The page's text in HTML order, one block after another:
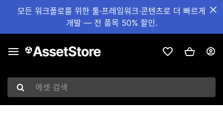
모든 워크플로를 위한 툴·프레임워크·콘텐츠로 더 빠르게
개발 — 전 품목 50% 할인.
에셋 검색